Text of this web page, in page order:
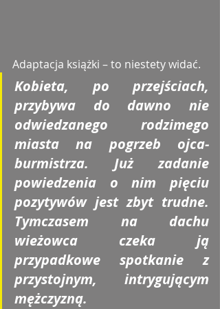
Adaptacja książki – to niestety widać.
Kobieta, po przejściach,
przybywa do dawno nie
odwiedzanego rodzimego
miasta na pogrzeb ojca-
burmistrza. Już zadanie
powiedzenia o nim pięciu
pozytywów jest zbyt trudne.
Tymczasem na dachu
wieżowca czeka ją
przypadkowe spotkanie z
przystojnym, intrygującym
mężczyzną.